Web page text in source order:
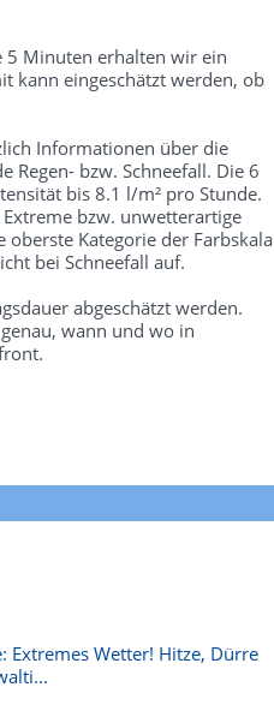
5 Minuten erhalten wir ein
kann eingeschätzt werden, ob
Informationen über die
Regen- bzw. Schneefall. Die 6
bis 8.1 l/m² pro Stunde.
bzw. unwetterartige
Kategorie der Farbskala
bei Schneefall auf.
abgeschätzt werden.
wann und wo in
Extremes Wetter! Hitze, Dürre